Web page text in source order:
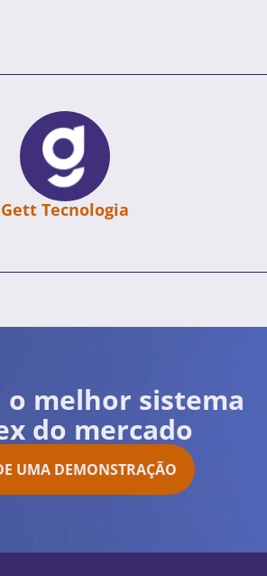
Gett Tecnologia
o melhor sistema
do mercado
UMA DEMONSTRAÇÃO